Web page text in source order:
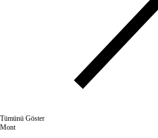
Tümünü Göster
Mont